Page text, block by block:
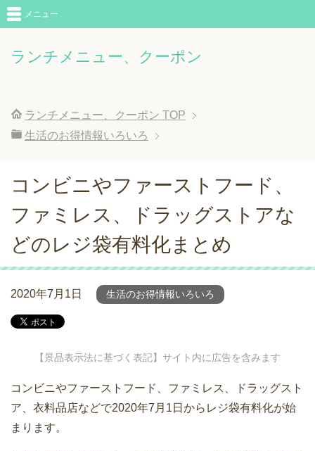
ランチメニュー、クーポン
メニュー
ランチメニュー、クーポン TOP
生活のお得情報いろいろ
コンビニやファーストフード、
ファミレス、ドラッグストアな
どのレジ袋有料化まとめ
2020年7月1日 生活のお得情報いろいろ
【景品表示法に基づく表記】サイト内に広告を含みます
コンビニやファーストフード、ファミレス、ドラッグスト
ア、衣料品店などで2020年7月1日からレジ袋有料化が始
まります。